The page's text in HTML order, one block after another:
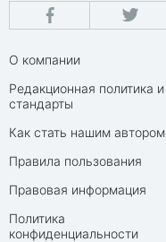
О компании
Редакционная политика и
стандарты
Как стать нашим автором
Правила пользования
Правовая информация
Политика
конфиденциальности